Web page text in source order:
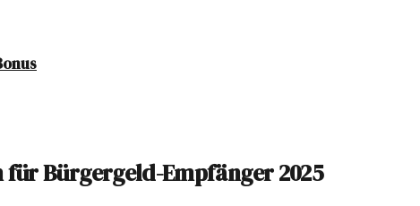
Bürgergeld-Empfänger 2025